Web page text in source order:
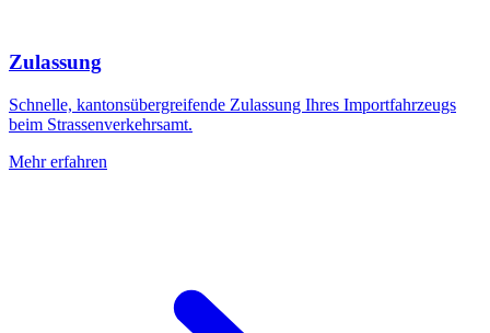
Zulassung
Schnelle, kantonsübergreifende Zulassung Ihres Importfahrzeugs
beim Strassenverkehrsamt.
Mehr erfahren